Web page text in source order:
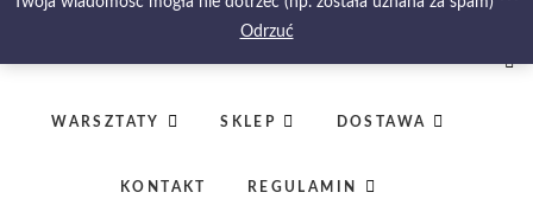
Odrzuć
WARSZTATY SKLEP DOSTAWA
KONTAKT REGULAMIN